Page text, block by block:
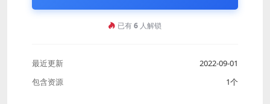
已有6 人解锁
最近更新
2022-09-01
包含资源
1个